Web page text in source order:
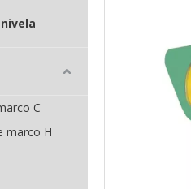
C
marco H